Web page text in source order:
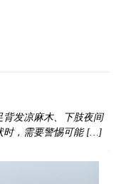
发凉麻木、下肢夜间
时，需要警惕可能 […]